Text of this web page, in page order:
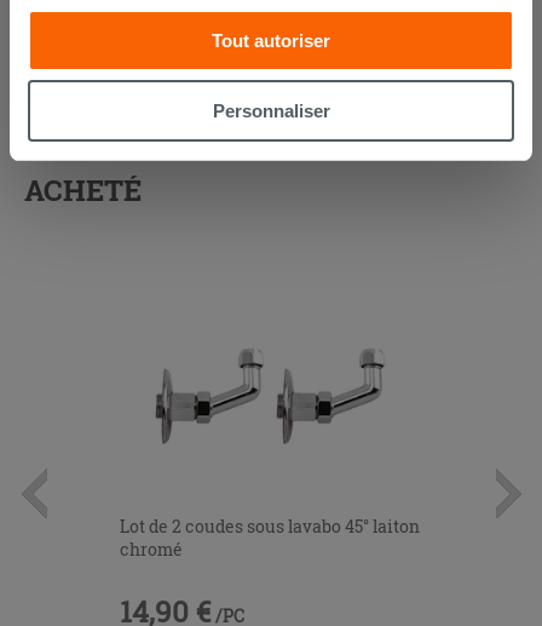
et les réseaux sociaux. Lesdits partenaires pourraient
combiner ces informations avec d’autres que vous leur
avez fournies ou qu’ils ont recueillies à partir de votre
utilisation sur leurs services. Si vous souhaitez en savoir
cookies, ou à quelques-uns seulement,cliquez iciou
« personalizer ». Le consentement peut être exprimé en
Tout autoriser
Personnaliser
LES CLIENTS AYANT ACHETÉ CE
PRODUIT ONT ÉGALEMENT
ACHETÉ
Lot de 2 coudes sous lavabo 45° laiton
chromé
14,90 € /PC